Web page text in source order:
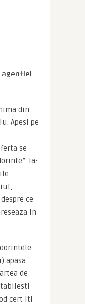
agentiei
din
Apesi pe
se
Ia-
ce
in
apasa
de
cert iti